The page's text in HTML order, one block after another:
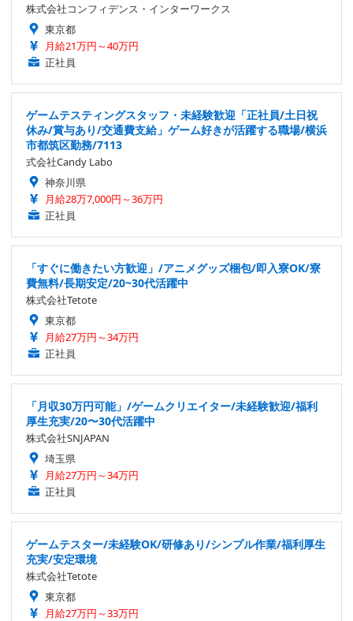
株式会社コンフィデンス・インターワークス
東京都
月給21万円～40万円
正社員
ゲームテスティングスタッフ・未経験歓迎「正社員/土日祝
休み/賞与あり/交通費支給」ゲーム好きが活躍する職場/横浜
市都筑区勤務/7113
式会社Candy Labo
神奈川県
月給28万7,000円～36万円
正社員
「すぐに働きたい方歓迎」/アニメグッズ梱包/即入寮OK/寮
費無料/長期安定/20~30代活躍中
株式会社Tetote
東京都
月給27万円～34万円
正社員
「月収30万円可能」/ゲームクリエイター/未経験歓迎/福利
厚生充実/20〜30代活躍中
株式会社SNJAPAN
埼玉県
月給27万円～34万円
正社員
ゲームテスター/未経験OK/研修あり/シンプル作業/福利厚生
充実/安定環境
株式会社Tetote
東京都
月給27万円～33万円